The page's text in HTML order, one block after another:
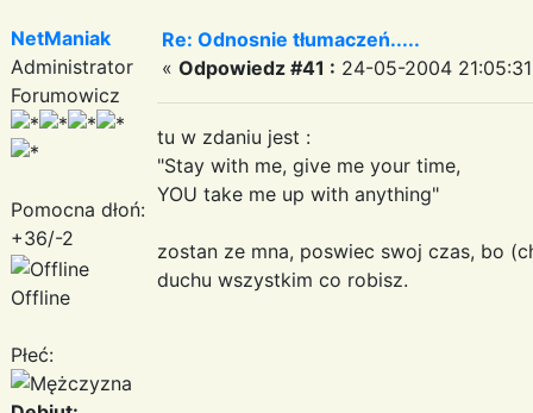
NetManiak
Administrator
Forumowicz
Pomocna dłoń:
+36/-2
Offline
Płeć:
Re: Odnosnie tłumaczeń.....
« Odpowiedz #41 : 24-05-2004
tu w zdaniu jest :
"Stay with me, give me your time,
YOU take me up with anything"
zostan ze mna, poswiec swoj czas, bo
duchu wszystkim co robisz.